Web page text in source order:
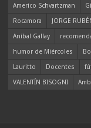
Americo Schvartzman
Rocamora
JORGE
Aníbal Gallay
humor de Miércoles
Lauritto
Docentes
VALENTÍN BISOGNI